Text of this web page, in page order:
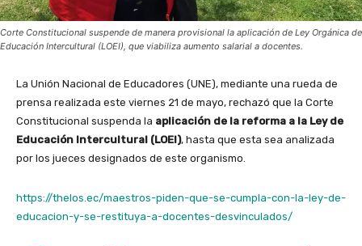
Corte Constitucional suspende de manera provisional la aplicación de Ley Orgánica de
Educación Intercultural (LOEI), que viabiliza aumento salarial a docentes.
La Unión Nacional de Educadores (UNE), mediante una rueda de
prensa realizada este viernes 21 de mayo, rechazó que la Corte
Constitucional suspenda la aplicación de la reforma a la Ley de
Educación Intercultural (LOEI), hasta que esta sea analizada
por los jueces designados de este organismo.
https://thelos.ec/maestros-piden-que-se-cumpla-con-la-ley-de-
educacion-y-se-restituya-a-docentes-desvinculados/